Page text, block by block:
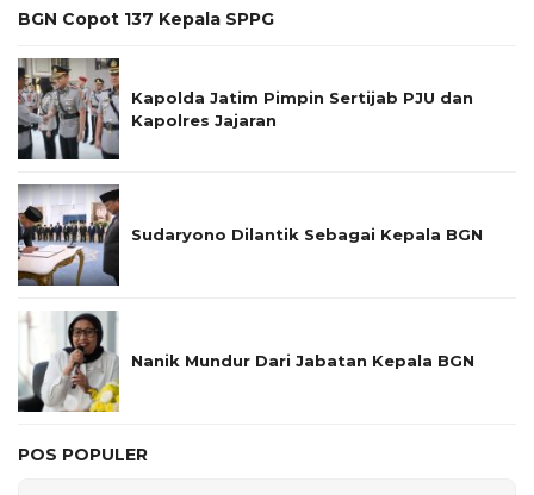
BGN Copot 137 Kepala SPPG
Kapolda Jatim Pimpin Sertijab PJU dan
Kapolres Jajaran
Sudaryono Dilantik Sebagai Kepala BGN
Nanik Mundur Dari Jabatan Kepala BGN
POS POPULER